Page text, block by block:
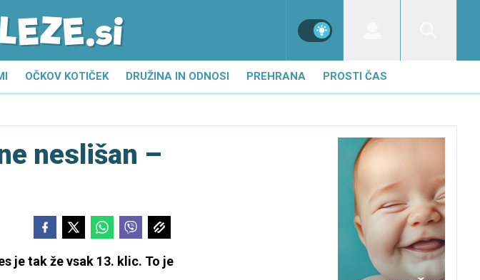
OČKOV KOTIČEK DRUŽINA IN ODNOSI PREHRANA PROSTI ČAS
neslišan –
je tak že vsak 13. klic. To je